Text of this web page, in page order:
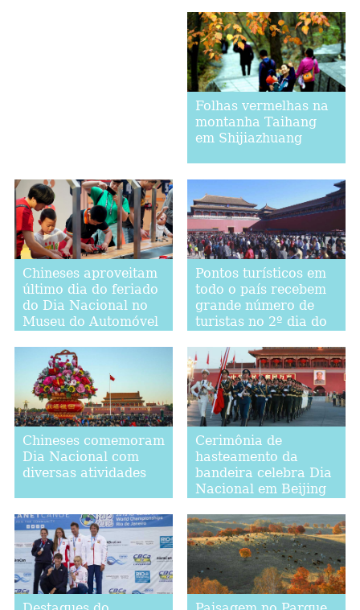
Folhas vermelhas na
montanha Taihang
em Shijiazhuang
Chineses aproveitam
último dia do feriado
do Dia Nacional no
Museu do Automóvel
Pontos turísticos em
todo o país recebem
grande número de
turistas no 2º dia do
Nacional
Chineses comemoram
Dia Nacional com
diversas atividades
Cerimônia de
hasteamento da
bandeira celebra Dia
Nacional em Beijing